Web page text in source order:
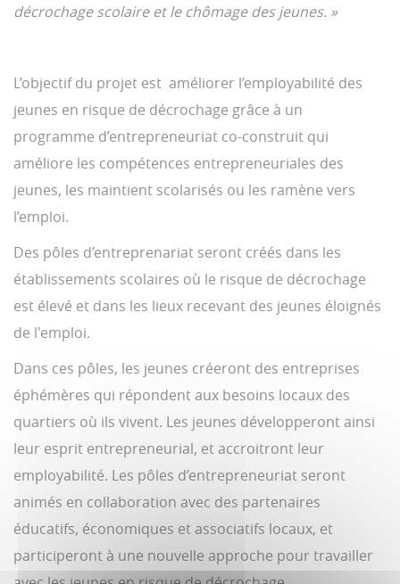
décrochage scolaire et le chômage des jeunes. »
L’objectif du projet est améliorer l’employabilité des
jeunes en risque de décrochage grâce à un
programme d’entrepreneuriat co-construit qui
améliore les compétences entrepreneuriales des
jeunes, les maintient scolarisés ou les ramène vers
l’emploi.
Des pôles d’entreprenariat seront créés dans les
établissements scolaires où le risque de décrochage
est élevé et dans les lieux recevant des jeunes éloignés
de l'emploi.
Dans ces pôles, les jeunes créeront des entreprises
éphémères qui répondent aux besoins locaux des
quartiers où ils vivent. Les jeunes développeront ainsi
leur esprit entrepreneurial, et accroitront leur
employabilité. Les pôles d’entrepreneuriat seront
animés en collaboration avec des partenaires
éducatifs, économiques et associatifs locaux, et
participeront à une nouvelle approche pour travailler